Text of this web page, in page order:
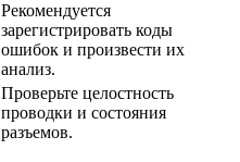
Рекомендуется
зарегистрировать коды
ошибок и произвести их
анализ.
Проверьте целостность
проводки и состояния
разъемов.